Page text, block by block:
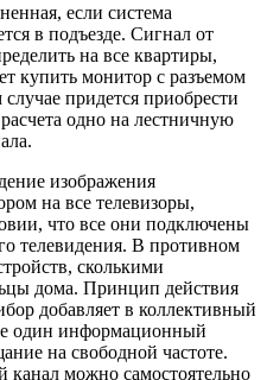
если система
в подъезде. Сигнал от
на все квартиры,
купить монитор с разъемом
придется приобрести
одно на лестничную
изображения
на все телевизоры,
что все они подключены
телевидения. В противном
сколькими
дома. Принцип действия
добавляет в коллективный
один информационный
на свободной частоте.
канал можно самостоятельно